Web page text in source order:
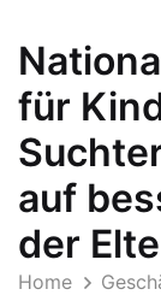
für
auf
der
Home